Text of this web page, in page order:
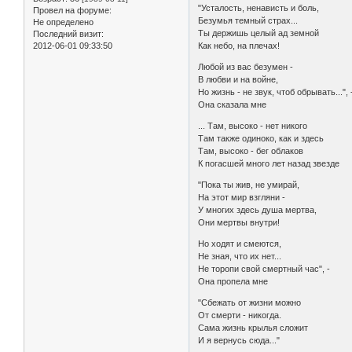
Провел на форуме:
Не определено
Последний визит:
2012-06-01 09:33:50
"Усталость, ненависть и боль,
Безумья темный страх...
Ты держишь целый ад земной
Как небо, на плечах!
Любой из вас безумен -
В любви и на войне,
Но жизнь - не звук, чтоб обрывать...",
Она сказала мне
... Там, высоко - нет никого
Там также одиноко, как и здесь
Там, высоко - бег облаков
К погасшей много лет назад звезде
"Пока ты жив, не умирай,
На этот мир взгляни -
У многих здесь душа мертва,
Они мертвы внутри!
Но ходят и смеются,
Не зная, что их нет...
Не торопи свой смертный час", -
Она пропела мне
"Сбежать от жизни можно
От смерти - никогда.
Сама жизнь крылья сложит
И я вернусь сюда..."